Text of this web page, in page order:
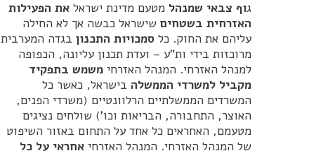
גוף צבאי שמנהל מטעם מדינת ישראל את הפעילות
האזרחית בשטחים שישראל כבשה אך לא החילה
עליהם את החוק. כל סמכויות התכנון בגדה המערבית
מרוכזות בידי ות"ע – ועדת תכנון עליונה, הכפופה
למנהל האזרחי. המנהל האזרחי משמש בתפקיד
מקביל למשרדי הממשלה בישראל, כאשר כל
המשרדים הממשלתיים הרלוונטיים (משרדי הפנים,
האוצר, התחבורה, הבריאות וכו') שולחים נציגים
מטעמם, האחראים כל אחד על התחום באזור השיפוט
של המנהל האזרחי. המנהל האזרחי אחראי על כל